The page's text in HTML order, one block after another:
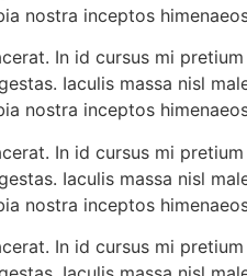
nostra inceptos
In id cursus mi
Iaculis massa nisl
nostra inceptos
In id cursus mi
Iaculis massa nisl
nostra inceptos
In id cursus mi